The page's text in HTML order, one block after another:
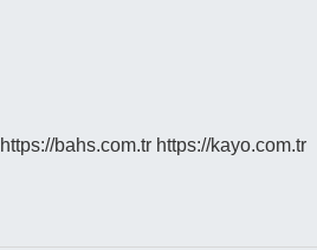
https://bahs.com.tr https://kayo.com.tr